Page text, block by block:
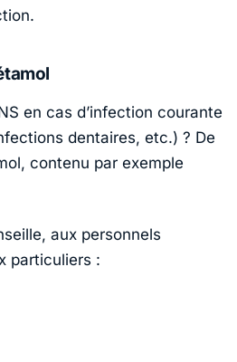
en cas d’infection courante
dentaires, etc.) ? De
contenu par exemple
aux personnels
particuliers :